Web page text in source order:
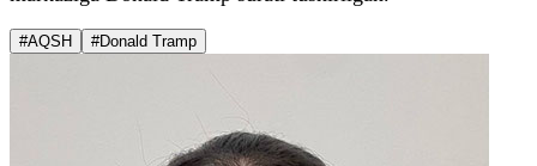
#AQSH #Donald Tramp